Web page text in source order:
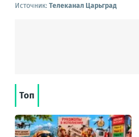
Источник: Телеканал Царьград
Топ